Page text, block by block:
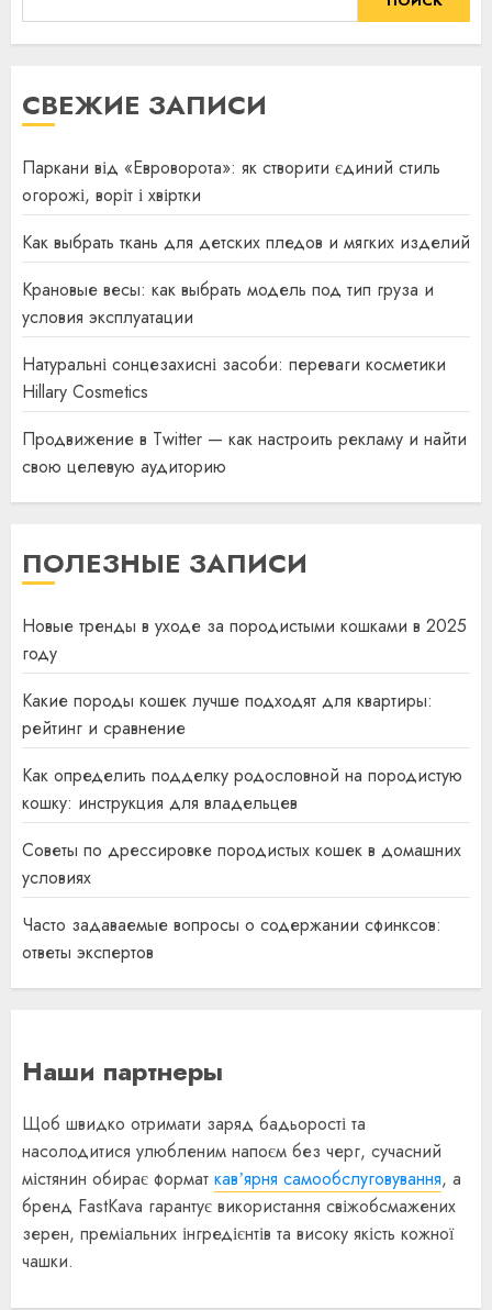
СВЕЖИЕ ЗАПИСИ
Паркани від «Евроворота»: як створити єдиний стиль
огорожі, воріт і хвіртки
Как выбрать ткань для детских пледов и мягких изделий
Крановые весы: как выбрать модель под тип груза и
условия эксплуатации
Натуральні сонцезахисні засоби: переваги косметики
Hillary Cosmetics
Продвижение в Twitter — как настроить рекламу и найти
свою целевую аудиторию
ПОЛЕЗНЫЕ ЗАПИСИ
Новые тренды в уходе за породистыми кошками в 2025
году
Какие породы кошек лучше подходят для квартиры:
рейтинг и сравнение
Как определить подделку родословной на породистую
кошку: инструкция для владельцев
Советы по дрессировке породистых кошек в домашних
условиях
Часто задаваемые вопросы о содержании сфинксов:
ответы экспертов
Наши партнеры
Щоб швидко отримати заряд бадьорості та
насолодитися улюбленим напоєм без черг, сучасний
містянин обирає формат кавʼярня самообслуговування, а
бренд FastKava гарантує використання свіжобсмажених
зерен, преміальних інгредієнтів та високу якість кожної
чашки.